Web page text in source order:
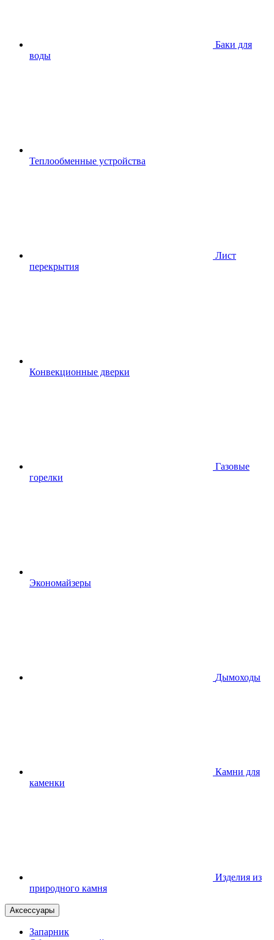
Баки для
воды
Теплообменные устройства
Лист
перекрытия
Конвекционные дверки
Газовые
горелки
Экономайзеры
Дымоходы
Камни для
каменки
Изделия из
природного камня
Аксессуары
Запарник